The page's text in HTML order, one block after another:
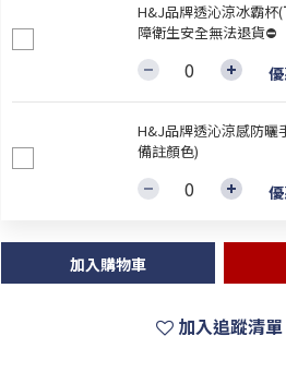
H&J品牌透沁涼冰霸杯
障衛生安全無法退貨⛔
H&J品牌透沁涼感防曬
備註顏色)
加入購物車
加入追蹤清單